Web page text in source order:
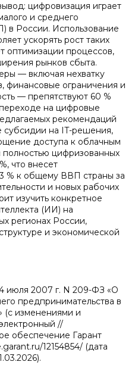
цифровизация играет
и среднего
в России. Использование
ускорять рост таких
оптимизации процессов,
рынков сбыта.
— включая нехватку
финансовые ограничения и
— препятствуют 60 %
на цифровые
рекомендаций
субсидии на IT-решения,
доступа к облачным
полностью цифризованных
что внесет
% к общему ВВП страны за
и новых рабочих
изучить конкретное
(ИИ) на
регионах России,
и экономической
июля 2007 г. N 209-ФЗ «О
предпринимательства в
(с изменениями и
//
обеспечение Гарант
12154854/ (дата